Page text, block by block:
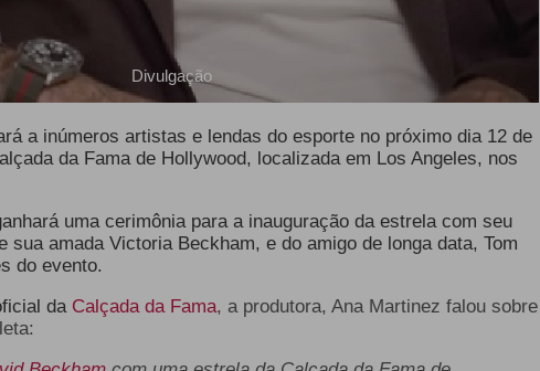
Divulgação
a inúmeros artistas e lendas do esporte no próximo dia 12 de
da Fama de Hollywood, localizada em Los Angeles, nos
uma cerimônia para a inauguração da estrela com seu
sua amada Victoria Beckham, e do amigo de longa data, Tom
do evento.
da Calçada da Fama, a produtora, Ana Martinez falou sobre